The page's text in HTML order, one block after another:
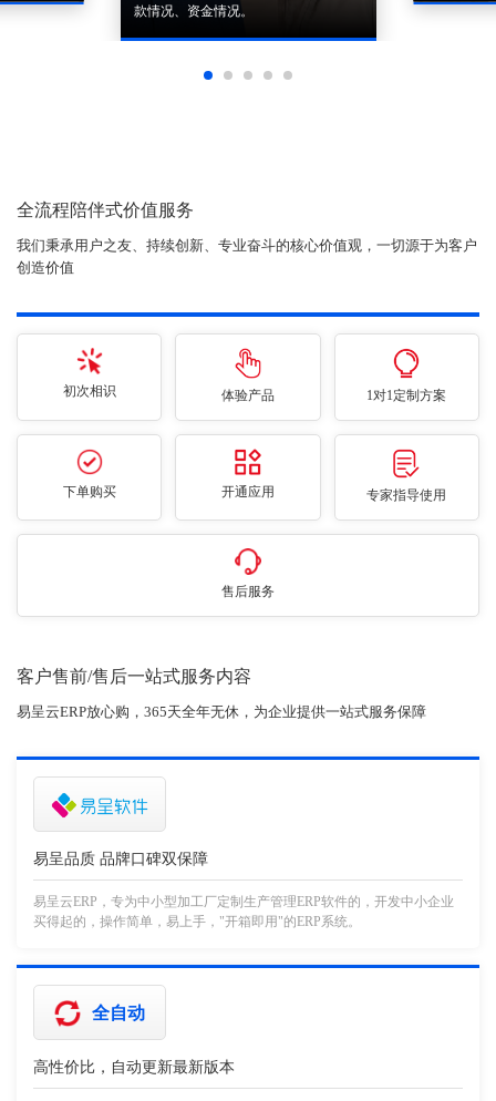
款情况、资金情况。
全流程陪伴式价值服务
我们秉承用户之友、持续创新、专业奋斗的核心价值观，一切源于为客户
创造价值
初次相识 体验产品 1对1定制方案
下单购买 开通应用 专家指导使用
售后服务
客户售前/售后一站式服务内容
易呈云ERP放心购，365天全年无休，为企业提供一站式服务保障
易呈品质 品牌口碑双保障
易呈云ERP，专为中小型加工厂定制生产管理ERP软件的，开发中小企业
买得起的，操作简单，易上手，"开箱即用"的ERP系统。
全自动
高性价比，自动更新最新版本